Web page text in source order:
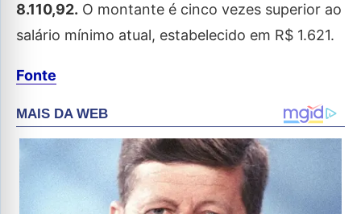
8.110,92. O montante é cinco vezes superior ao
salário mínimo atual, estabelecido em R$ 1.621.
Fonte